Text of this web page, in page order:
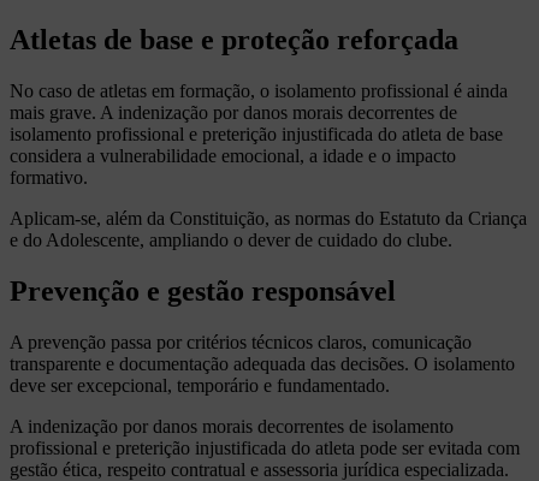
Atletas de base e proteção reforçada
No caso de atletas em formação, o isolamento profissional é ainda
mais grave. A indenização por danos morais decorrentes de
isolamento profissional e preterição injustificada do atleta de base
considera a vulnerabilidade emocional, a idade e o impacto
formativo.
Aplicam-se, além da Constituição, as normas do Estatuto da Criança
e do Adolescente, ampliando o dever de cuidado do clube.
Prevenção e gestão responsável
A prevenção passa por critérios técnicos claros, comunicação
transparente e documentação adequada das decisões. O isolamento
deve ser excepcional, temporário e fundamentado.
A indenização por danos morais decorrentes de isolamento
profissional e preterição injustificada do atleta pode ser evitada com
gestão ética, respeito contratual e assessoria jurídica especializada.